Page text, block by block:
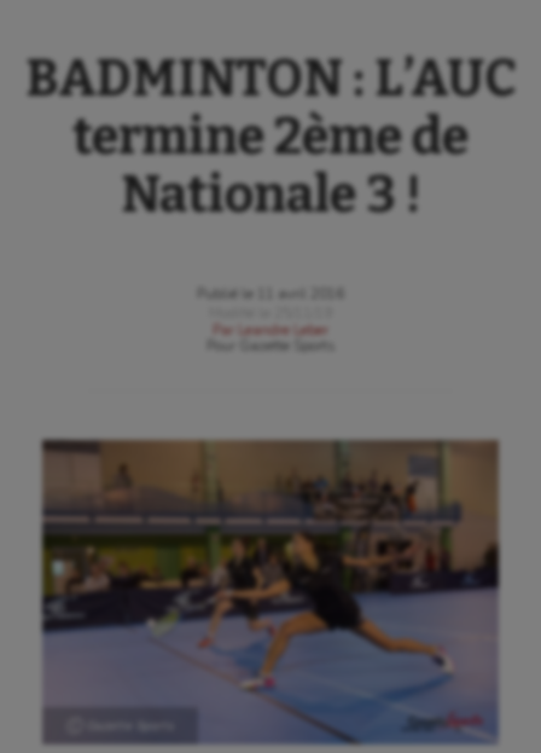
BADMINTON : L’AUC
termine 2ème de
Nationale 3 !
Publié le
11 avril 2016
Par
Leandre Leber
Gazette Sports